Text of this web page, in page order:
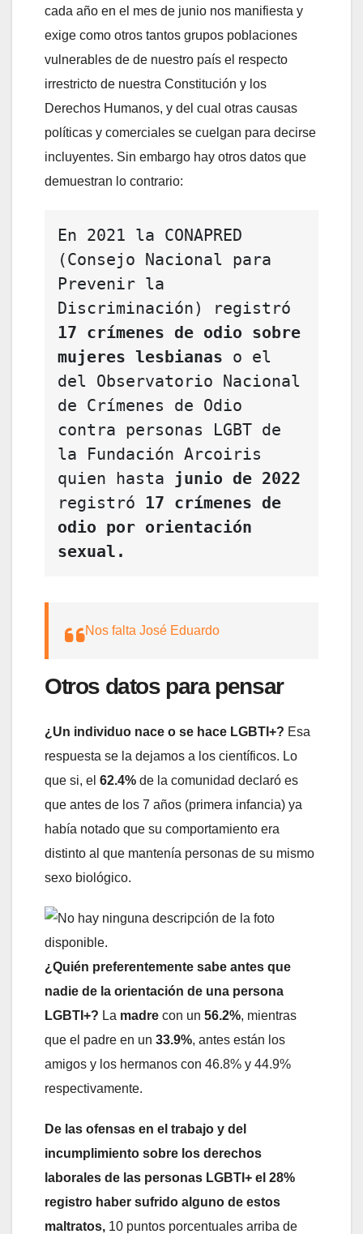
cada año en el mes de junio nos manifiesta y
exige como otros tantos grupos poblaciones
vulnerables de de nuestro país el respecto
irrestricto de nuestra Constitución y los
Derechos Humanos, y del cual otras causas
políticas y comerciales se cuelgan para decirse
incluyentes. Sin embargo hay otros datos que
demuestran lo contrario:
En 2021 la CONAPRED
(Consejo Nacional para
Prevenir la
17 crímenes de odio sobre
mujeres lesbianas o el
del Observatorio Nacional
de Crímenes de Odio
contra personas LGBT de
la Fundación Arcoiris
quien hasta junio de 2022
registró 17 crímenes de
odio por orientación
sexual.
Nos falta José Eduardo
Otros datos para pensar
¿Un individuo nace o se hace LGBTI+? Esa
respuesta se la dejamos a los científicos. Lo
que si, el 62.4% de la comunidad declaró es
que antes de los 7 años (primera infancia) ya
había notado que su comportamiento era
distinto al que mantenía personas de su mismo
sexo biológico.
¿Quién preferentemente sabe antes que
nadie de la orientación de una persona
LGBTI+? La madre con un 56.2%, mientras
que el padre en un 33.9%, antes están los
amigos y los hermanos con 46.8% y 44.9%
respectivamente.
De las ofensas en el trabajo y del
incumplimiento sobre los derechos
laborales de las personas LGBTI+ el 28%
registro haber sufrido alguno de estos
maltratos, 10 puntos porcentuales arriba de